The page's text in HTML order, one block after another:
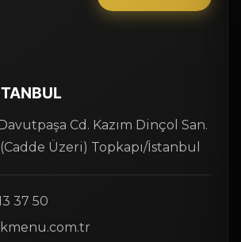
Cd. Kazım Dinçol San.
Üzeri) Topkapı/İstanbul
37 50